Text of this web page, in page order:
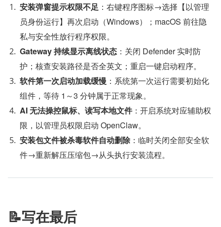
安装弹窗提示权限不足 ：右键程序图标→选择【以管理
员身份运行】再次启动（Windows）；macOS 前往隐
私与安全性放行程序权限。
Gateway 持续显示离线状态 ：关闭 Defender 实时防
护；核查安装路径是否全英文；重启一键启动程序。
软件第一次启动加载缓慢 ：系统第一次运行需要初始化
组件，等待 1～3 分钟属于正常现象。
AI 无法操控鼠标、读写本地文件：开启系统对应辅助权
限，以管理员权限启动 OpenClaw。
安装包文件被杀毒软件自动删除：临时关闭全部安全软
件→重新解压压缩包→从头执行安装流程。
📝写在最后